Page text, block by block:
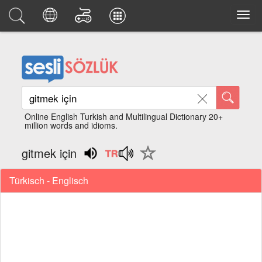
Online English Turkish and Multilingual Dictionary 20+
million words and idioms.
gitmek için
Türkisch - Englisch